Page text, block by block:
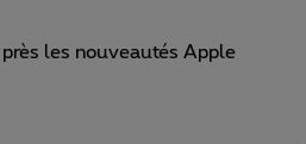
les nouveautés Apple